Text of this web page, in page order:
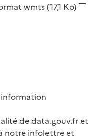
wmts(17,1 Ko)
de data.gouv.fr et
notre infolettre et